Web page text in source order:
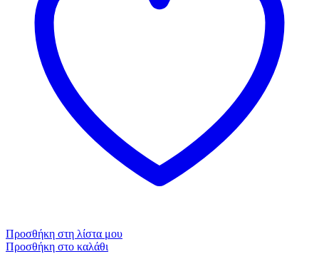
Προσθήκη στη λίστα μου
Προσθήκη στο καλάθι